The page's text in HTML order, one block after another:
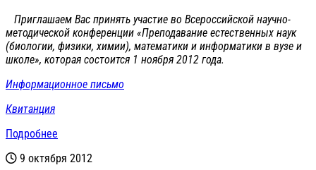
Приглашаем Вас принять участие во Всероссийской научно-
методической конференции «Преподавание естественных наук
(биологии, физики, химии), математики и информатики в вузе и
школе», которая состоится 1 ноября 2012 года.
Информационное письмо
Квитанция
Подробнее
9 октября 2012